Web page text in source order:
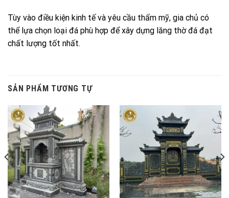
Tùy vào điều kiện kinh tế và yêu cầu thẩm mỹ, gia chủ có
thể lựa chọn loại đá phù hợp để xây dựng lăng thờ đá đạt
chất lượng tốt nhất.
SẢN PHẨM TƯƠNG TỰ